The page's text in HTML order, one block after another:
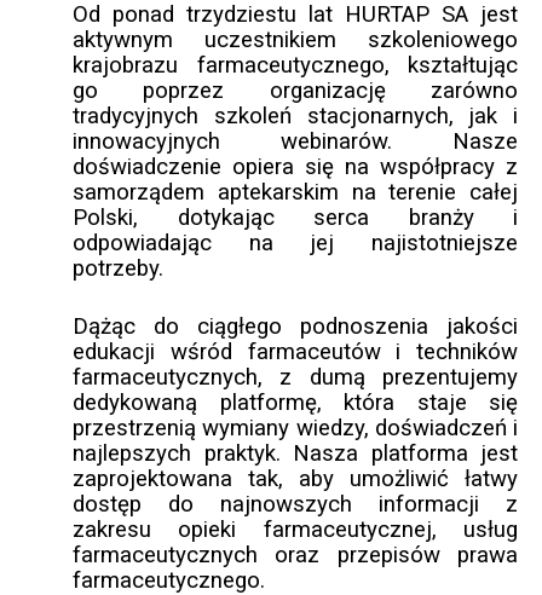
Od ponad trzydziestu lat HURTAP SA jest
aktywnym uczestnikiem szkoleniowego
krajobrazu farmaceutycznego, kształtując
go poprzez organizację zarówno
tradycyjnych szkoleń stacjonarnych, jak i
innowacyjnych webinarów. Nasze
doświadczenie opiera się na współpracy z
samorządem aptekarskim na terenie całej
Polski, dotykając serca branży i
odpowiadając na jej najistotniejsze
potrzeby.
Dążąc do ciągłego podnoszenia jakości
edukacji wśród farmaceutów i techników
farmaceutycznych, z dumą prezentujemy
dedykowaną platformę, która staje się
przestrzenią wymiany wiedzy, doświadczeń i
najlepszych praktyk. Nasza platforma jest
zaprojektowana tak, aby umożliwić łatwy
dostęp do najnowszych informacji z
zakresu opieki farmaceutycznej, usług
farmaceutycznych oraz przepisów prawa
farmaceutycznego.